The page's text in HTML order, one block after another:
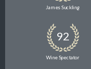
James Suckling
92
Wine Spectator